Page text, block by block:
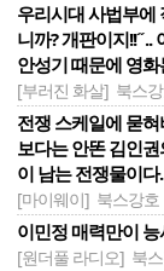
우리시대 사법부에
니까? 개판이지!!˝..
안성기 때문에 영
[부러진 화살] 북스
전쟁 스케일에 묻
보다는 안똔 김인
이 남는 전쟁물이다.
[마이웨이] 북스강
이민정 매력만이
[원더풀 라디오] 북